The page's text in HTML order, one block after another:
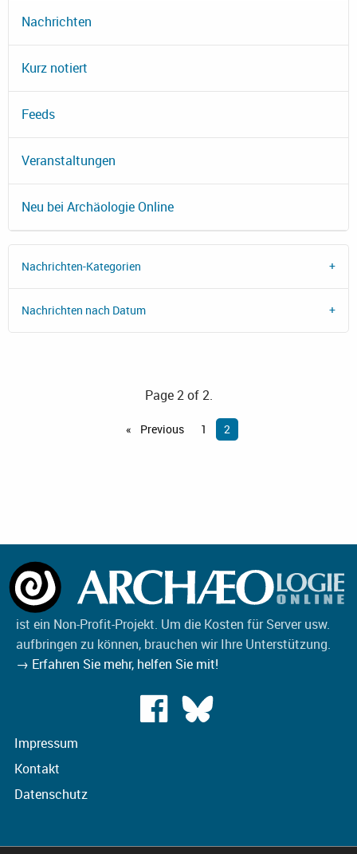
Nachrichten
Kurz notiert
Feeds
Veranstaltungen
Neu bei Archäologie Online
Nachrichten-Kategorien
Nachrichten nach Datum
Page 2 of 2.
Previous 1 2
ist ein Non-Profit-Projekt. Um die Kosten für Server usw.
aufbringen zu können, brauchen wir Ihre Unterstützung.
→ Erfahren Sie mehr, helfen Sie mit!
Impressum
Kontakt
Datenschutz